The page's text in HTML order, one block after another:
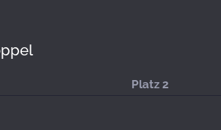
Platz 2